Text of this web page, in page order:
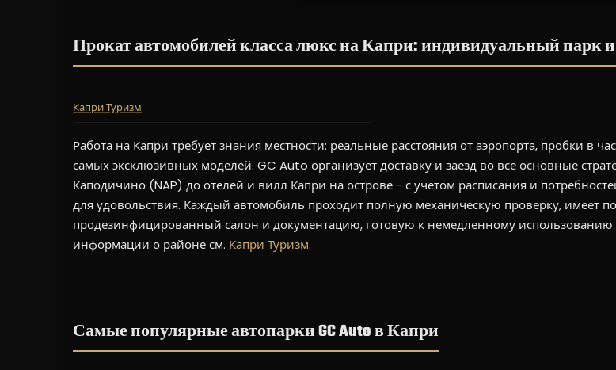
Прокат автомобилей класса люкс на Капри: индивидуальный парк
Капри Туризм
Работа на Капри требует знания местности: реальные расстояния от аэропорта, пробки в
самых эксклюзивных моделей. GC Auto организует доставку и заезд во все основные
Каподичино (NAP) до отелей и вилл Капри на острове - с учетом расписания и
для удовольствия. Каждый автомобиль проходит полную механическую проверку, имеет
продезинфицированный салон и документацию, готовую к немедленному
информации о районе см. Капри Туризм.
Самые популярные автопарки GC Auto в Капри